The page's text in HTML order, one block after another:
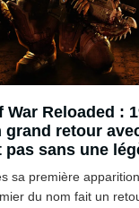
War Reloaded :
grand retour
pas sans une
sa première
du nom fait un